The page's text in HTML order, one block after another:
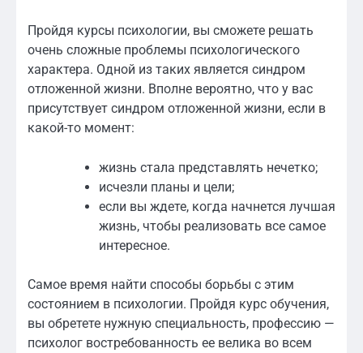
Пройдя курсы психологии, вы сможете решать
очень сложные проблемы психологического
характера. Одной из таких является синдром
отложенной жизни. Вполне вероятно, что у вас
присутствует синдром отложенной жизни, если в
какой-то момент:
жизнь стала представлять нечетко;
исчезли планы и цели;
если вы ждете, когда начнется лучшая
жизнь, чтобы реализовать все самое
интересное.
Самое время найти способы борьбы с этим
состоянием в психологии. Пройдя курс обучения,
вы обретете нужную специальность, профессию —
психолог востребованность ее велика во всем